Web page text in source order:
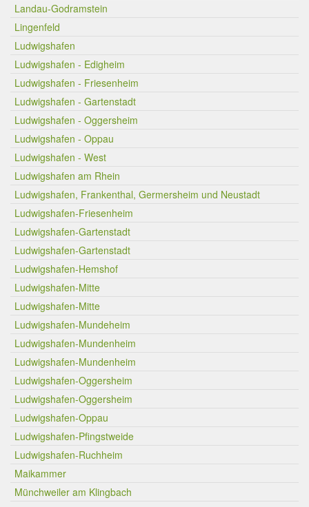
Landau-Godramstein
Lingenfeld
Ludwigshafen
Ludwigshafen - Edigheim
Ludwigshafen - Friesenheim
Ludwigshafen - Gartenstadt
Ludwigshafen - Oggersheim
Ludwigshafen - Oppau
Ludwigshafen - West
Ludwigshafen am Rhein
Ludwigshafen, Frankenthal, Germersheim und Neustadt
Ludwigshafen-Friesenheim
Ludwigshafen-Gartenstadt
Ludwigshafen-Gartenstadt
Ludwigshafen-Hemshof
Ludwigshafen-Mitte
Ludwigshafen-Mitte
Ludwigshafen-Mundeheim
Ludwigshafen-Mundenheim
Ludwigshafen-Mundenheim
Ludwigshafen-Oggersheim
Ludwigshafen-Oggersheim
Ludwigshafen-Oppau
Ludwigshafen-Pfingstweide
Ludwigshafen-Ruchheim
Maikammer
Münchweiler am Klingbach